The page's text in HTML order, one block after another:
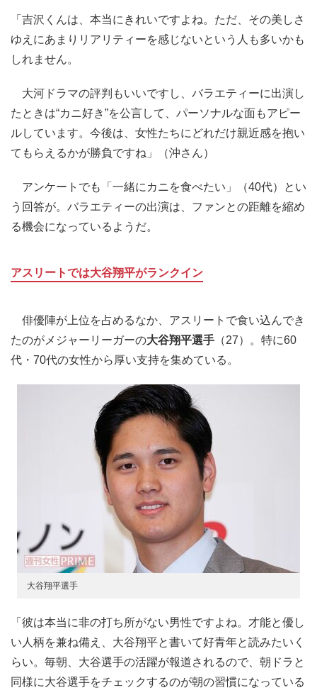
「吉沢くんは、本当にきれいですよね。ただ、その美しさ
ゆえにあまりリアリティーを感じないという人も多いかも
しれません。
大河ドラマの評判もいいですし、バラエティーに出演し
たときは“カニ好き”を公言して、パーソナルな面もアピー
ルしています。今後は、女性たちにどれだけ親近感を抱い
てもらえるかが勝負ですね」（沖さん）
アンケートでも「一緒にカニを食べたい」（40代）とい
う回答が。バラエティーの出演は、ファンとの距離を縮め
る機会になっているようだ。
アスリートでは大谷翔平がランクイン
俳優陣が上位を占めるなか、アスリートで食い込んでき
たのがメジャーリーガーの大谷翔平選手 （27）。特に60
代・70代の女性から厚い支持を集めている。
大谷翔平選手
「彼は本当に非の打ち所がない男性ですよね。才能と優し
い人柄を兼ね備え、大谷翔平と書いて好青年と読みたいく
らい。毎朝、大谷選手の活躍が報道されるので、朝ドラと
同様に大谷選手をチェックするのが朝の習慣になっている